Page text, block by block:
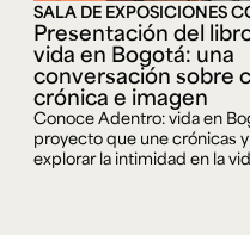
SALA DE EXPOSICIONES
Presentación del
vida en Bogotá: una
conversación sobre
crónica e imagen
Conoce Adentro: vida en
proyecto que une crónicas
explorar la intimidad en la